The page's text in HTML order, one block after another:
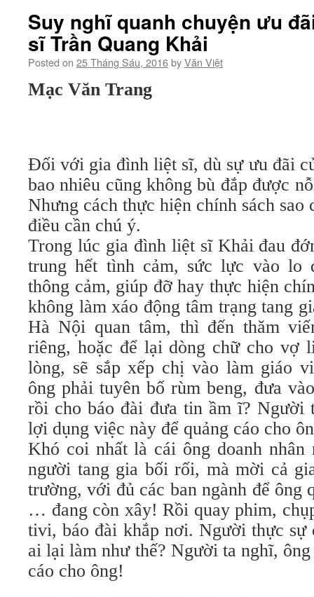
Suy nghĩ quanh chuyện ưu
sĩ Trần Quang Khải
Posted on 25 Tháng Sáu, 2016byVăn Việt
Mạc Văn Trang
Đối với gia đình liệt sĩ, dù sự ưu đãi
bao nhiêu cũng không bù đắp được
Nhưng cách thực hiện chính sách
điều cần chú ý.
Trong lúc gia đình liệt sĩ Khải đau
trung hết tình cảm, sức lực vào lo
thông cảm, giúp đỡ hay thực hiện
không làm xáo động tâm trạng tang
Hà Nội quan tâm, thì đến thăm
riêng, hoặc để lại dòng chữ cho vợ
lòng, sẽ sắp xếp chị vào làm giáo
ông phải tuyên bố rùm beng, đưa
rồi cho báo đài đưa tin ầm ĩ? Người
lợi dụng việc này để quảng cáo cho
Khó coi nhất là cái ông doanh nhân
người tang gia bối rối, mà mời cả
trường, với đủ các ban ngành để ông
… đang còn xây! Rồi quay phim,
tivi, báo đài khắp nơi. Người thực sự
ai lại làm như thế? Người ta nghĩ,
cáo cho ông!